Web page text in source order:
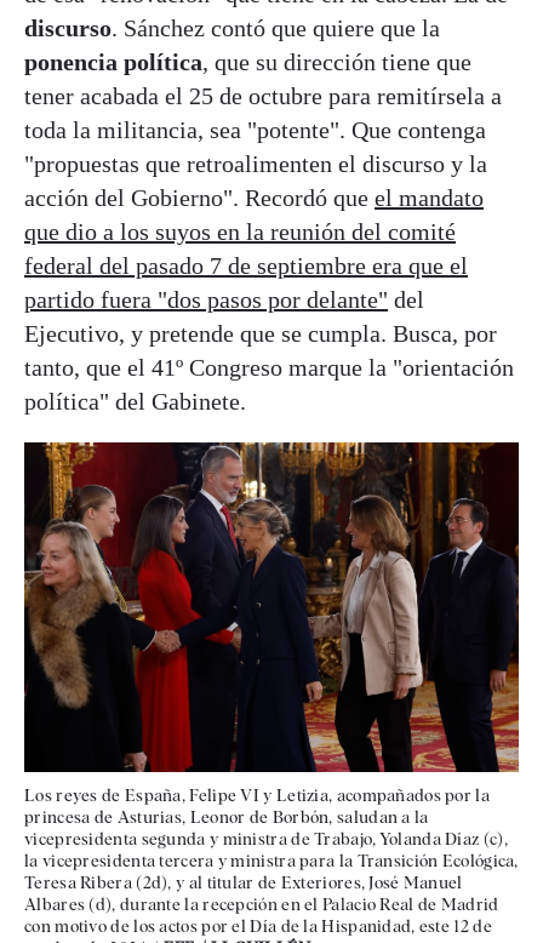
discurso. Sánchez contó que quiere que la
ponencia política, que su dirección tiene que
tener acabada el 25 de octubre para remitírsela a
toda la militancia, sea "potente". Que contenga
"propuestas que retroalimenten el discurso y la
acción del Gobierno". Recordó que el mandato
que dio a los suyos en la reunión del comité
federal del pasado 7 de septiembre era que el
partido fuera "dos pasos por delante" del
Ejecutivo, y pretende que se cumpla. Busca, por
tanto, que el 41º Congreso marque la "orientación
política" del Gabinete.
Los reyes de España, Felipe VI y Letizia, acompañados por la
princesa de Asturias, Leonor de Borbón, saludan a la
vicepresidenta segunda y ministra de Trabajo, Yolanda Díaz (c),
la vicepresidenta tercera y ministra para la Transición Ecológica,
Teresa Ribera (2d), y al titular de Exteriores, José Manuel
Albares (d), durante la recepción en el Palacio Real de Madrid
con motivo de los actos por el Día de la Hispanidad, este 12 de